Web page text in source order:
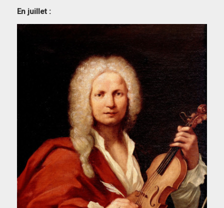
En juillet :